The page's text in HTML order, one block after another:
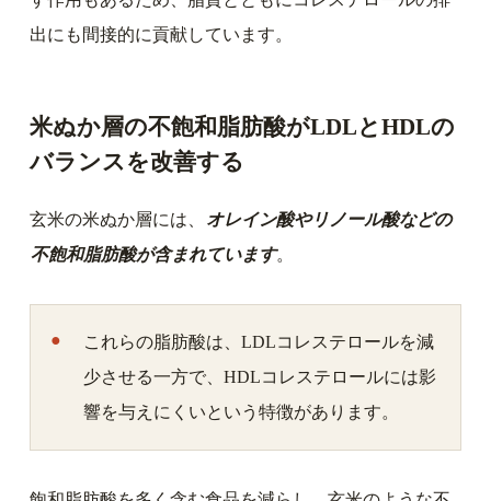
出にも間接的に貢献しています。
米ぬか層の不飽和脂肪酸がLDLとHDLの
バランスを改善する
玄米の米ぬか層には、
オレイン酸やリノール酸などの
不飽和脂肪酸が含まれています。
これらの脂肪酸は、LDLコレステロールを減
少させる一方で、HDLコレステロールには影
響を与えにくいという特徴があります。